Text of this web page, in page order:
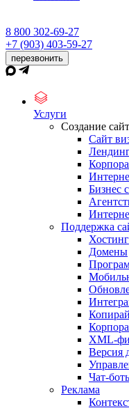
8 800 302-69-27
+7 (903) 403-59-27
перезвонить
Услуги
Создание
Сайт
Бизнес
Поддержка
Хостинг
Домены
XML-
Версия
Чат-
Реклама